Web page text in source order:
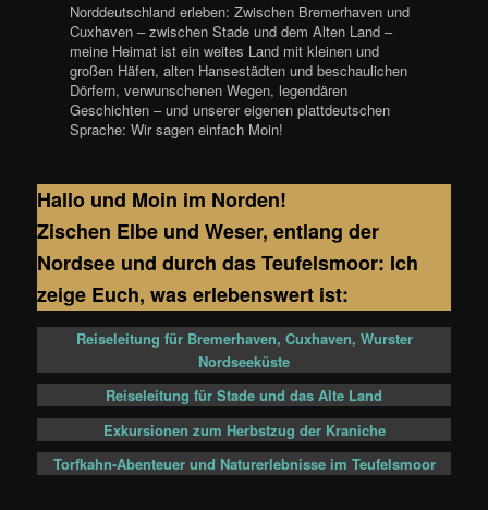
Norddeutschland erleben: Zwischen Bremerhaven und
Cuxhaven – zwischen Stade und dem Alten Land –
meine Heimat ist ein weites Land mit kleinen und
großen Häfen, alten Hansestädten und beschaulichen
Dörfern, verwunschenen Wegen, legendären
Geschichten – und unserer eigenen plattdeutschen
Sprache: Wir sagen einfach Moin!
Hallo und Moin im Norden!
Zischen Elbe und Weser, entlang der
Nordsee und durch das Teufelsmoor: Ich
zeige Euch, was erlebenswert ist:
Reiseleitung für Bremerhaven, Cuxhaven, Wurster
Nordseeküste
Reiseleitung für Stade und das Alte Land
Exkursionen zum Herbstzug der Kraniche
Torfkahn-Abenteuer und Naturerlebnisse im Teufelsmoor